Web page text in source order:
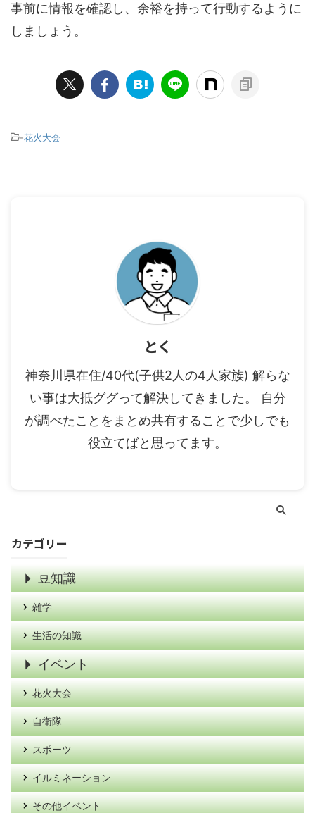
事前に情報を確認し、余裕を持って行動するように
しましょう。
-花火大会
とく
神奈川県在住/40代(子供2人の4人家族) 解らな
い事は大抵ググって解決してきました。 自分
が調べたことをまとめ共有することで少しでも
役立てばと思ってます。
カテゴリー
豆知識
雑学
生活の知識
イベント
花火大会
自衛隊
スポーツ
イルミネーション
その他イベント